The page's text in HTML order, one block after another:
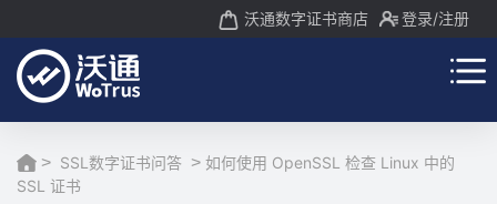
沃通数字证书商店 登录/注册
> SSL数字证书问答 > 如何使用 OpenSSL 检查 Linux 中的
SSL 证书